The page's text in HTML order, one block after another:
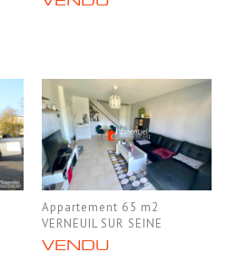
Appartement 65 m2
VERNEUIL SUR SEINE
VENDU